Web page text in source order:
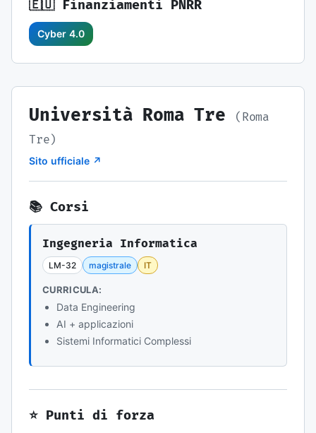
🇪🇺 Finanziamenti PNRR
Cyber 4.0
Università Roma Tre
(Roma
Tre)
Sito ufficiale ↗
📚 Corsi
Ingegneria Informatica
LM-32 magistrale IT
CURRICULA:
Data Engineering
AI + applicazioni
Sistemi Informatici Complessi
⭐ Punti di forza